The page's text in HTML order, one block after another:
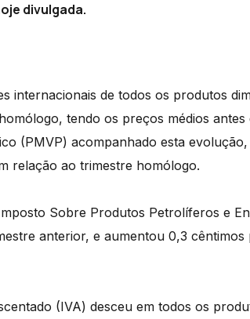
divulgada.
internacionais de todos os produtos
tendo os preços médios
(PMVP) acompanhado esta
relação ao trimestre homólogo.
Sobre Produtos Petrolíferos e
anterior, e aumentou 0,3
(IVA) desceu em todos os